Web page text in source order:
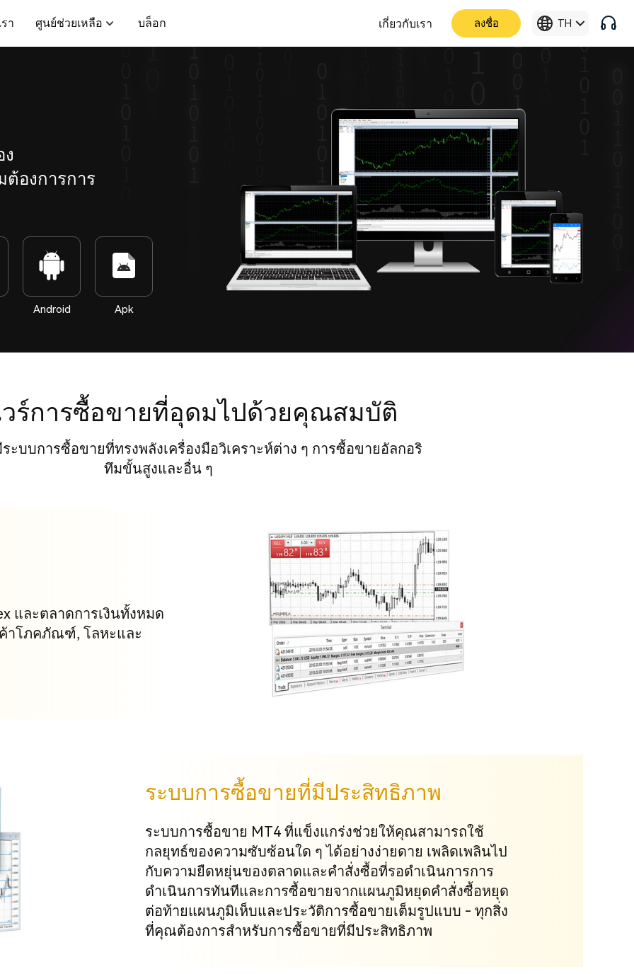
า ศูนย์ช่วยเหลือ บล็อก เกี่ยวกับเรา ลงชื่อ TH
ต้องการการ
Android Apk
ร์การซื้อขายที่อุดมไปด้วยคุณสมบัติ
บบการซื้อขายที่ทรงพลังเครื่องมือวิเคราะห์ต่าง ๆ การซื้อขายอัลกอริ
ทึมขั้นสูงและอื่น ๆ
และตลาดการเงินทั้งหมด
าโภคภัณฑ์, โลหะและ
ระบบการซื้อขายที่มีประสิทธิภาพ
ระบบการซื้อขาย MT4 ที่แข็งแกร่งช่วยให้คุณสามารถใช้
กลยุทธ์ของความซับซ้อนใด ๆ ได้อย่างง่ายดาย เพลิดเพลินไป
กับความยืดหยุ่นของตลาดและคำสั่งซื้อที่รอดำเนินการการ
ดำเนินการทันทีและการซื้อขายจากแผนภูมิหยุดคำสั่งซื้อหยุด
ต่อท้ายแผนภูมิเห็บและประวัติการซื้อขายเต็มรูปแบบ - ทุกสิ่ง
ที่คุณต้องการสำหรับการซื้อขายที่มีประสิทธิภาพ